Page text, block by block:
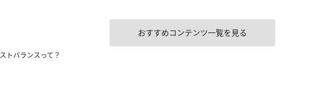
トバランスって？
おすすめコンテンツ一覧を見る